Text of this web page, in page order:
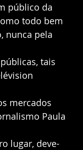
público da
todo bem
nunca pela
tais
mercados
Paula
lugar, deve-